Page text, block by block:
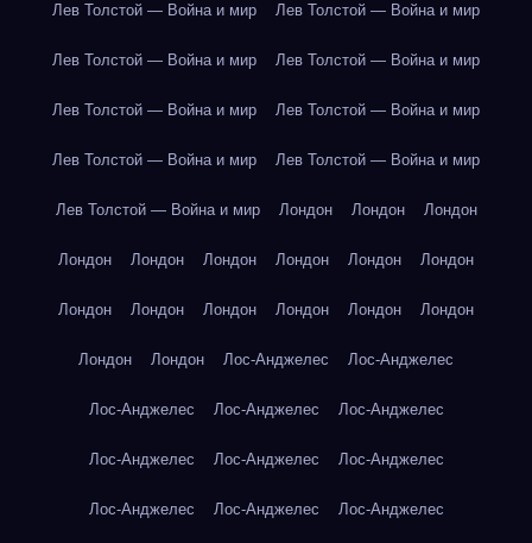
Лев Толстой — Война и мир Лев Толстой — Война и мир
Лев Толстой — Война и мир Лев Толстой — Война и мир
Лев Толстой — Война и мир Лев Толстой — Война и мир
Лев Толстой — Война и мир Лев Толстой — Война и мир
Лев Толстой — Война и мир Лондон Лондон Лондон
Лондон Лондон Лондон Лондон Лондон Лондон
Лондон Лондон Лондон Лондон Лондон Лондон
Лондон Лондон Лос-Анджелес Лос-Анджелес
Лос-Анджелес Лос-Анджелес Лос-Анджелес
Лос-Анджелес Лос-Анджелес Лос-Анджелес
Лос-Анджелес Лос-Анджелес Лос-Анджелес